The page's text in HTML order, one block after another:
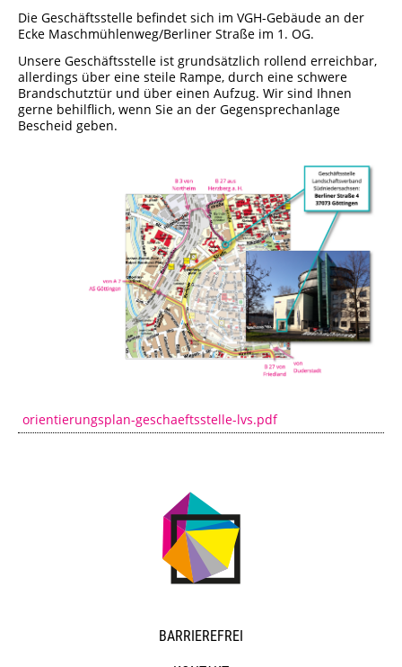
Die Geschäftsstelle befindet sich im VGH-Gebäude an der
Ecke Maschmühlenweg/Berliner Straße im 1. OG.
Unsere Geschäftsstelle ist grundsätzlich rollend erreichbar,
allerdings über eine steile Rampe, durch eine schwere
Brandschutztür und über einen Aufzug. Wir sind Ihnen
gerne behilflich, wenn Sie an der Gegensprechanlage
Bescheid geben.
orientierungsplan-geschaeftsstelle-lvs.pdf
BARRIEREFREI